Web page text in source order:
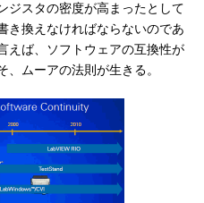
ジスタの密度が高まったとして
き換えなければならないのであ
えば、ソフトウェアの互換性が
ムーアの法則が生きる。